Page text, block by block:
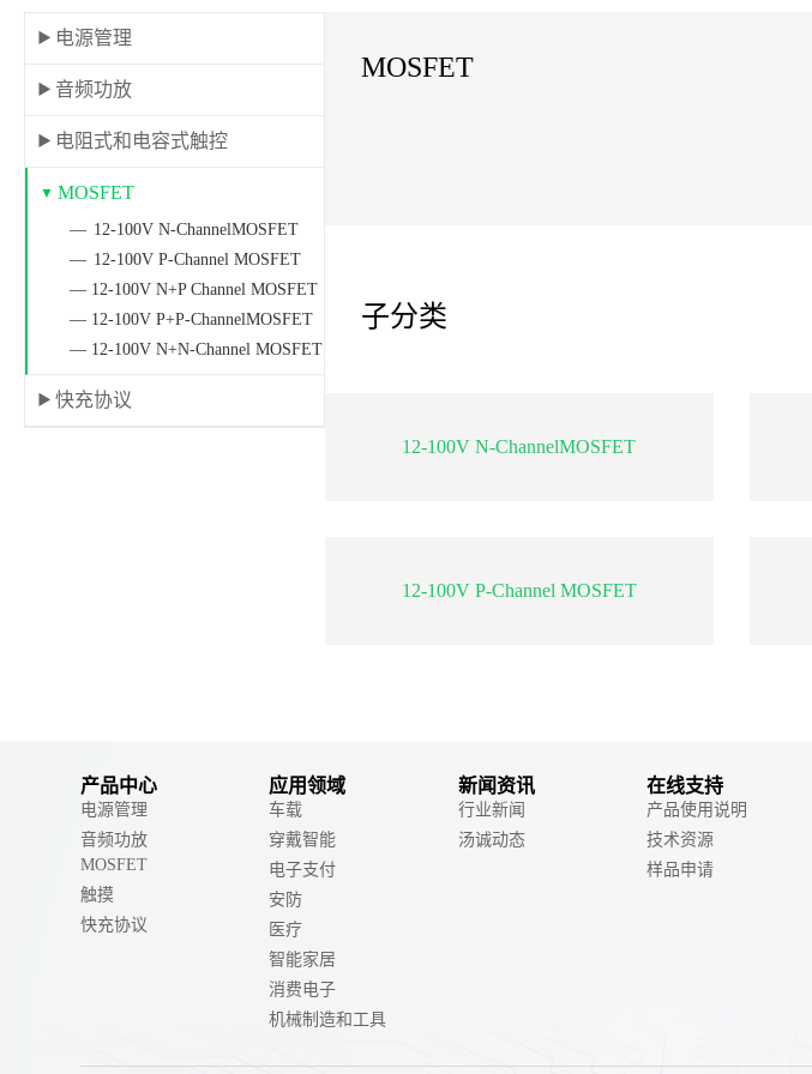
电源管理
音频功放
电阻式和电容式触控
MOSFET
12-100V N-ChannelMOSFET
12-100V P-Channel MOSFET
— 12-100V N+P Channel MOSFET
— 12-100V P+P-ChannelMOSFET
— 12-100V N+N-Channel MOSFET
快充协议
MOSFET
子分类
12-100V N-ChannelMOSFET
12-100V P-Channel MOSFET
产品中心
电源管理
音频功放
MOSFET
触摸
快充协议
应用领域
车载
穿戴智能
电子支付
安防
医疗
智能家居
消费电子
机械制造和工具
新闻资讯
行业新闻
汤诚动态
在线支持
产品使用说明
技术资源
样品申请